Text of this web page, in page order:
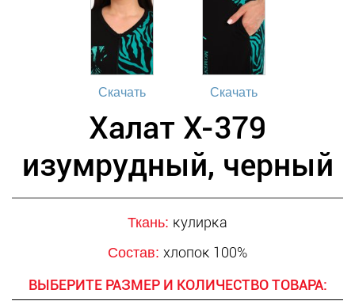
Скачать Скачать
Халат Х-379
изумрудный, черный
Ткань: кулирка
Состав: хлопок 100%
ВЫБЕРИТЕ РАЗМЕР И КОЛИЧЕСТВО ТОВАРА: